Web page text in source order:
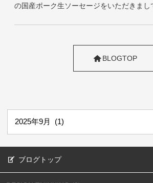
の国産ポーク生ソーセージをいただきまし
BLOGTOP
ブログトップ